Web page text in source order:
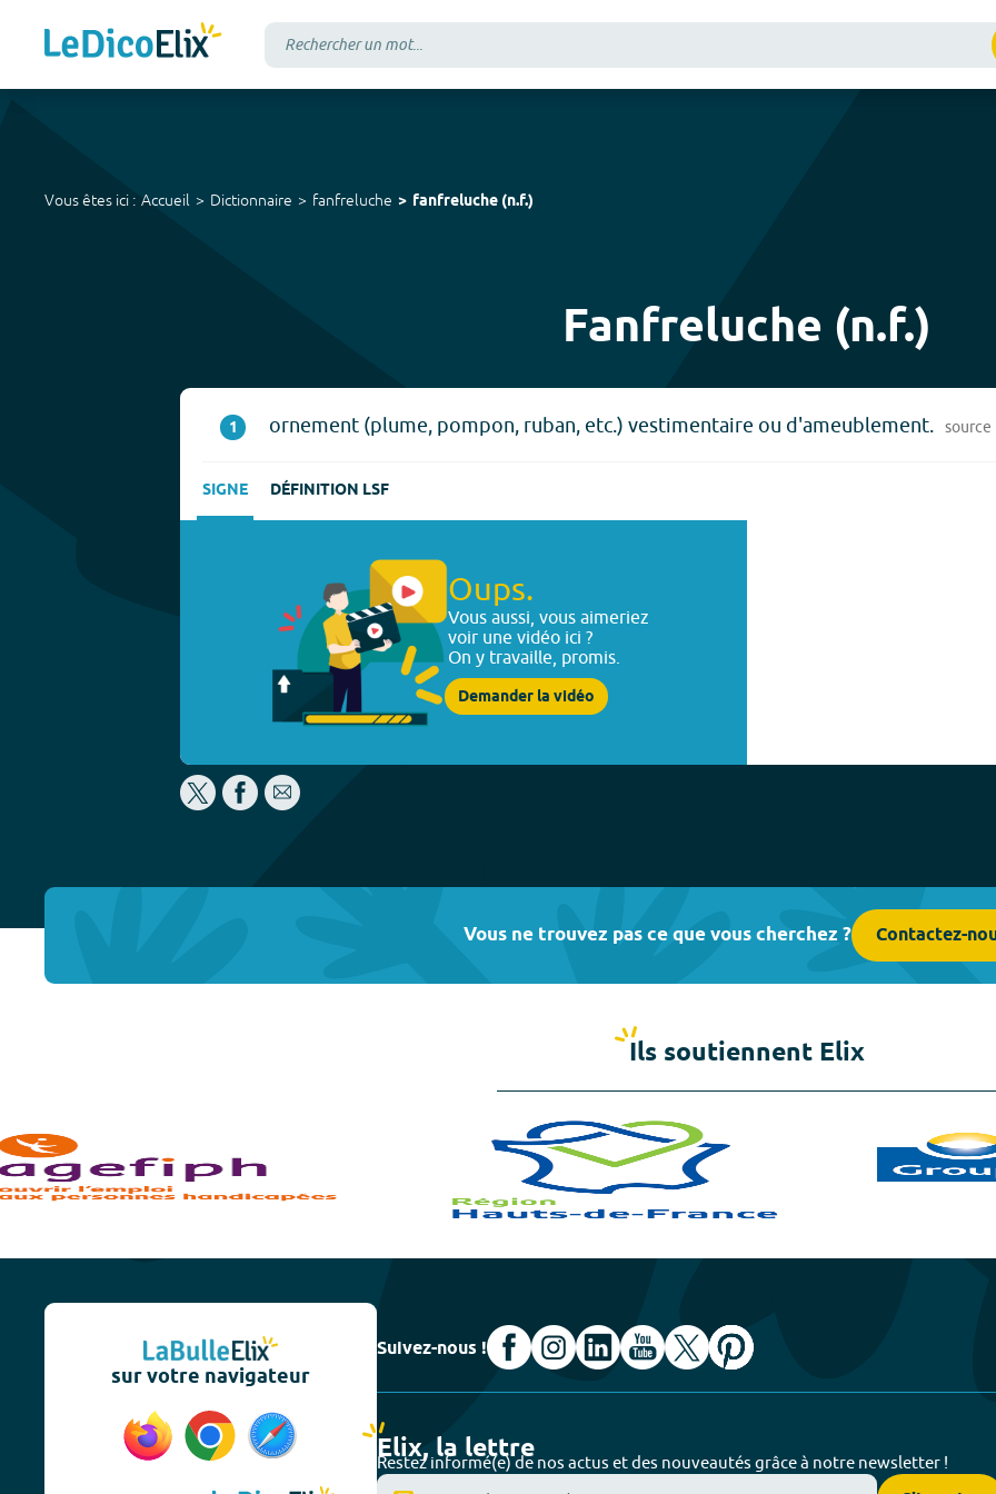
Vous êtes ici : Accueil Dictionnaire fanfreluche fanfreluche (n.f.)
Fanfreluche (n.f.)
1 ornement (plume, pompon, ruban, etc.) vestimentaire ou d'ameublement. source
SIGNE DÉFINITION LSF
Oups.
Vous aussi, vous aimeriez
voir une vidéo ici ?
On y travaille, promis.
Demander la vidéo
Vous ne trouvez pas ce que vous cherchez ? Contactez-
Ils soutiennent Elix
sur votre navigateur
Suivez-nous !
Elix, la lettre
Restez informé(e) de nos actus et des nouveautés grâce à notre newsletter !